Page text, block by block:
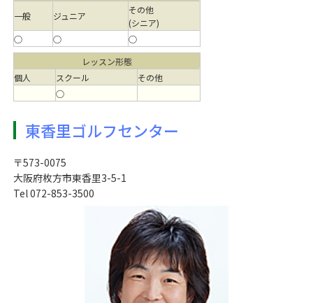
一般
ジュニア
その他
(シニア)
○
○
○
レッスン形態
個人
スクール
その他
○
東香里ゴルフセンター
〒573-0075
大阪府枚方市東香里3-5-1
Tel 072-853-3500